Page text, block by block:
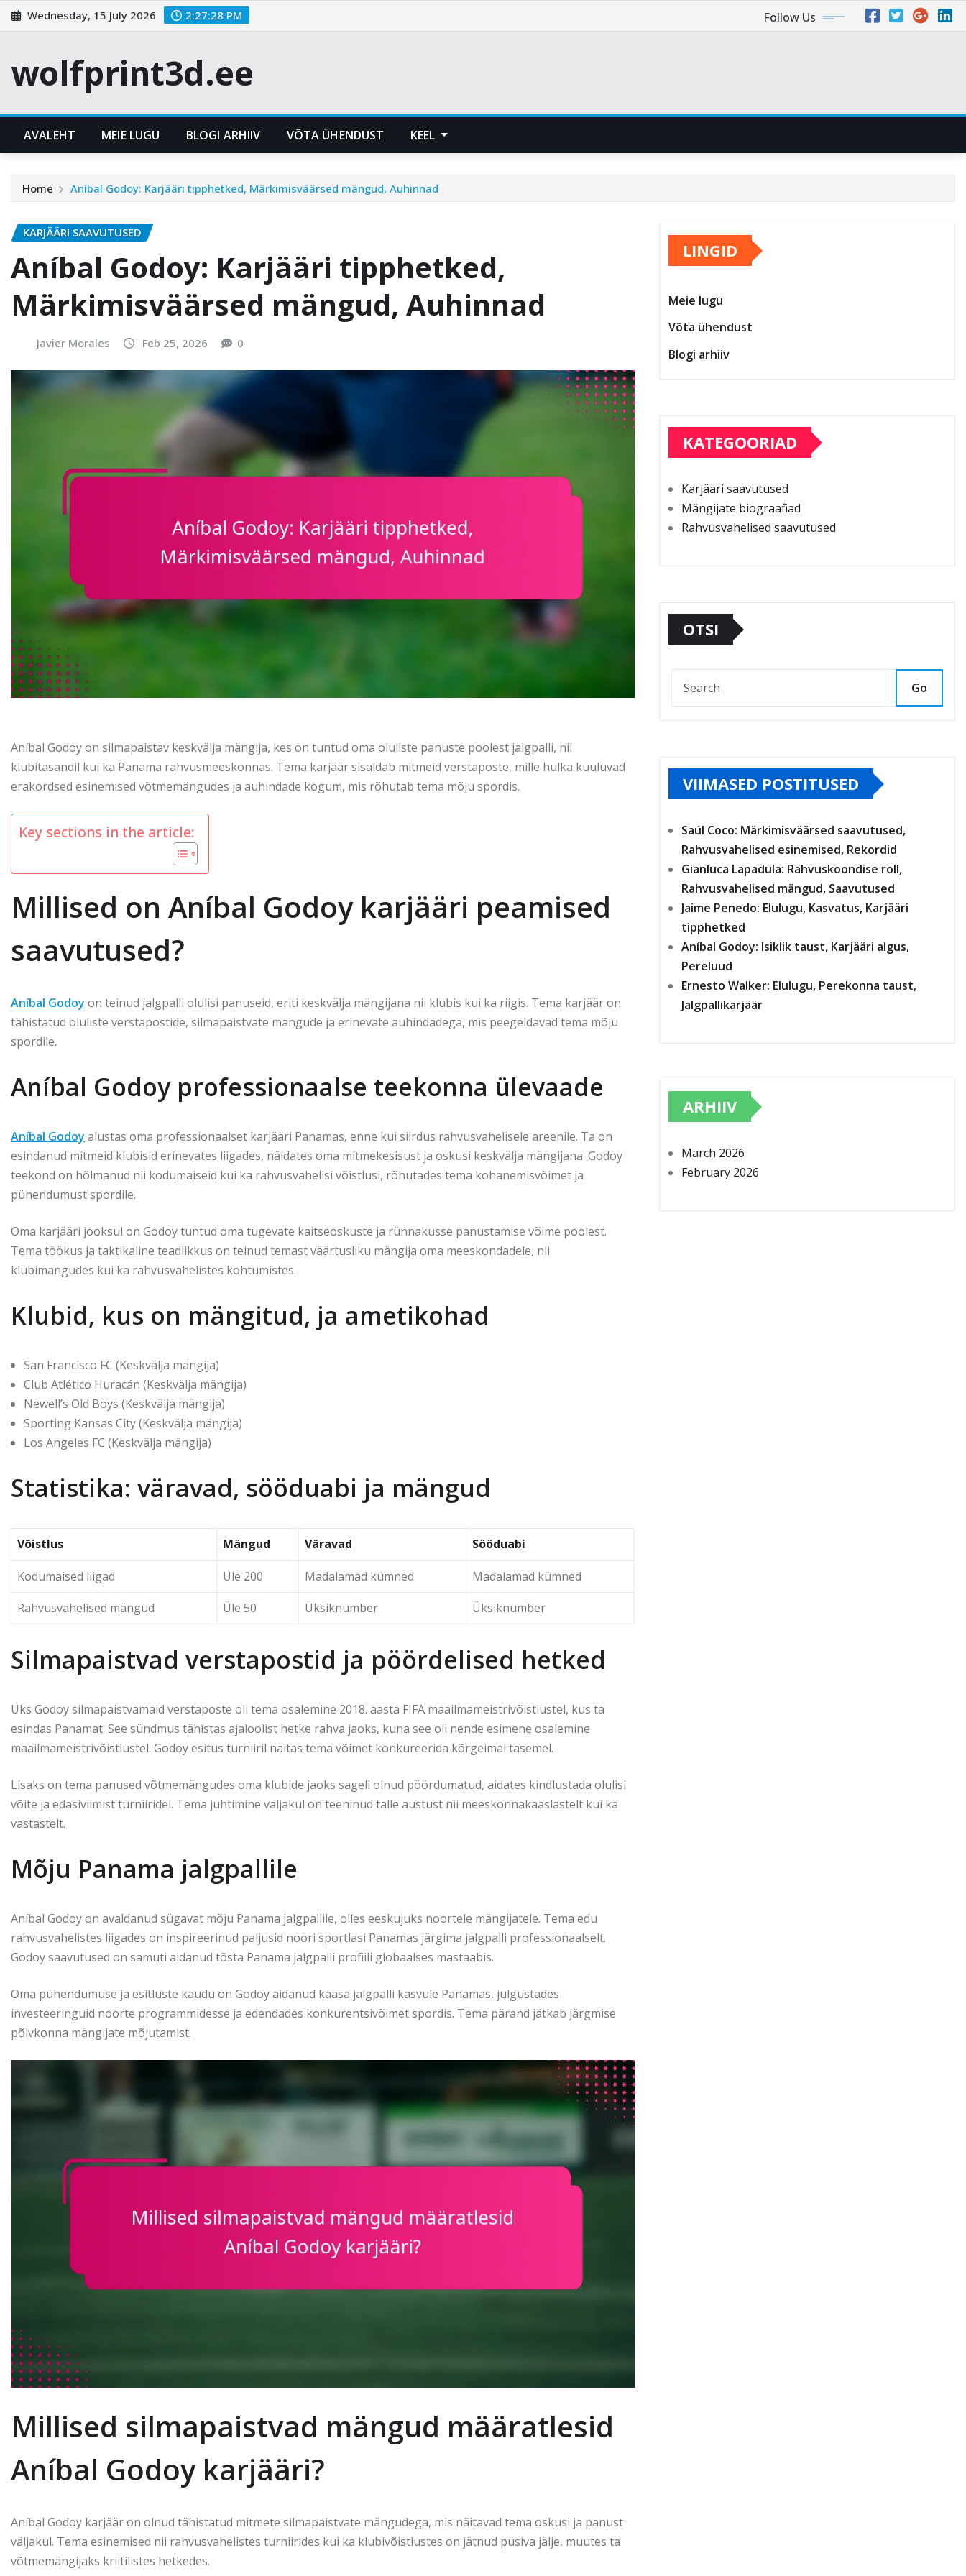
Skip
to
Wednesday, 15 July 2026 2:27:29 PM Follow Us
wolfprint3d.ee
AVALEHT MEIE LUGU BLOGI ARHIIV VÕTA ÜHENDUST KEEL
Home Aníbal Godoy: Karjääri tipphetked, Märkimisväärsed mängud, Auhinnad
KARJÄÄRI SAAVUTUSED
Aníbal Godoy: Karjääri tipphetked,
Märkimisväärsed mängud, Auhinnad
Javier Morales Feb 25, 2026 0
Aníbal Godoy on silmapaistav keskvälja mängija, kes on tuntud oma oluliste panuste poolest jalgpalli, nii
klubitasandil kui ka Panama rahvusmeeskonnas. Tema karjäär sisaldab mitmeid verstaposte, mille hulka kuuluvad
erakordsed esinemised võtmemängudes ja auhindade kogum, mis rõhutab tema mõju spordis.
Key sections in the article:
Millised on Aníbal Godoy karjääri peamised
saavutused?
Aníbal Godoy on teinud jalgpalli olulisi panuseid, eriti keskvälja mängijana nii klubis kui ka riigis. Tema karjäär on
tähistatud oluliste verstapostide, silmapaistvate mängude ja erinevate auhindadega, mis peegeldavad tema mõju
spordile.
Aníbal Godoy professionaalse teekonna ülevaade
Aníbal Godoy alustas oma professionaalset karjääri Panamas, enne kui siirdus rahvusvahelisele areenile. Ta on
esindanud mitmeid klubisid erinevates liigades, näidates oma mitmekesisust ja oskusi keskvälja mängijana. Godoy
teekond on hõlmanud nii kodumaiseid kui ka rahvusvahelisi võistlusi, rõhutades tema kohanemisvõimet ja
pühendumust spordile.
Oma karjääri jooksul on Godoy tuntud oma tugevate kaitseoskuste ja rünnakusse panustamise võime poolest.
Tema töökus ja taktikaline teadlikkus on teinud temast väärtusliku mängija oma meeskondadele, nii
klubimängudes kui ka rahvusvahelistes kohtumistes.
Klubid, kus on mängitud, ja ametikohad
San Francisco FC (Keskvälja mängija)
Club Atlético Huracán (Keskvälja mängija)
Newell’s Old Boys (Keskvälja mängija)
Sporting Kansas City (Keskvälja mängija)
Los Angeles FC (Keskvälja mängija)
Statistika: väravad, sööduabi ja mängud
Võistlus Mängud Väravad Sööduabi
Kodumaised liigad Üle 200 Madalamad kümned
Madalamad kümned
Rahvusvahelised mängud
Üle 50 Üksiknumber Üksiknumber
Silmapaistvad verstapostid ja pöördelised hetked
Üks Godoy silmapaistvamaid verstaposte oli tema osalemine 2018. aasta FIFA maailmameistrivõistlustel, kus ta
esindas Panamat. See sündmus tähistas ajaloolist hetke rahva jaoks, kuna see oli nende esimene osalemine
maailmameistrivõistlustel. Godoy esitus turniiril näitas tema võimet konkureerida kõrgeimal tasemel.
Lisaks on tema panused võtmemängudes oma klubide jaoks sageli olnud pöördumatud, aidates kindlustada olulisi
võite ja edasiviimist turniiridel. Tema juhtimine väljakul on teeninud talle austust nii meeskonnakaaslastelt kui ka
vastastelt.
Mõju Panama jalgpallile
Aníbal Godoy on avaldanud sügavat mõju Panama jalgpallile, olles eeskujuks noortele mängijatele. Tema edu
rahvusvahelistes liigades on inspireerinud paljusid noori sportlasi Panamas järgima jalgpalli professionaalselt.
Godoy saavutused on samuti aidanud tõsta Panama jalgpalli profiili globaalses mastaabis.
Oma pühendumuse ja esitluste kaudu on Godoy aidanud kaasa jalgpalli kasvule Panamas, julgustades
investeeringuid noorte programmidesse ja edendades konkurentsivõimet spordis. Tema pärand jätkab järgmise
põlvkonna mängijate mõjutamist.
Millised silmapaistvad mängud määratlesid
Aníbal Godoy karjääri?
Aníbal Godoy karjäär on olnud tähistatud mitmete silmapaistvate mängudega, mis näitavad tema oskusi ja panust
väljakul. Tema esinemised nii rahvusvahelistes turniirides kui ka klubivõistlustes on jätnud püsiva jälje, muutes ta
võtmemängijaks kriitilistes hetkedes.
LINGID
Meie lugu
Võta ühendust
Blogi arhiiv
KATEGOORIAD
Karjääri saavutused
Mängijate biograafiad
Rahvusvahelised saavutused
OTSI
Go
VIIMASED POSTITUSED
Saúl Coco: Märkimisväärsed saavutused,
Rahvusvahelised esinemised, Rekordid
Gianluca Lapadula: Rahvuskoondise roll,
Rahvusvahelised mängud, Saavutused
Jaime Penedo: Elulugu, Kasvatus, Karjääri
tipphetked
Aníbal Godoy: Isiklik taust, Karjääri algus,
Pereluud
Ernesto Walker: Elulugu, Perekonna taust,
Jalgpallikarjäär
ARHIIV
March 2026
February 2026